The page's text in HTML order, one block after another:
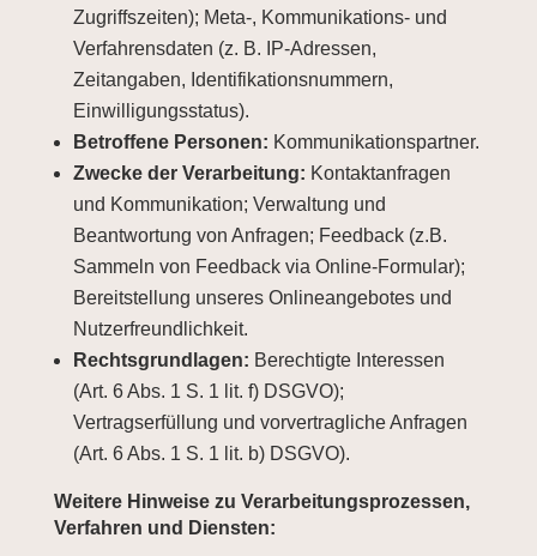
Zugriffszeiten); Meta-, Kommunikations- und
Verfahrensdaten (z. B. IP-Adressen,
Zeitangaben, Identifikationsnummern,
Einwilligungsstatus).
Betroffene Personen: Kommunikationspartner.
Zwecke der Verarbeitung: Kontaktanfragen
und Kommunikation; Verwaltung und
Beantwortung von Anfragen; Feedback (z.B.
Sammeln von Feedback via Online-Formular);
Bereitstellung unseres Onlineangebotes und
Nutzerfreundlichkeit.
Rechtsgrundlagen: Berechtigte Interessen
(Art. 6 Abs. 1 S. 1 lit. f) DSGVO);
Vertragserfüllung und vorvertragliche Anfragen
(Art. 6 Abs. 1 S. 1 lit. b) DSGVO).
Weitere Hinweise zu Verarbeitungsprozessen,
Verfahren und Diensten: